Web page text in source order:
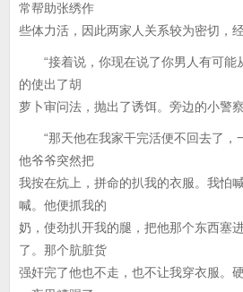
常帮助张绣作
些体力活，因此两家人关系较为密切，
“接着说，你现在说了你男人有可能
的使出了胡
萝卜审问法，抛出了诱饵。旁边的小警
“那天他在我家干完活便不回去了，
他爷爷突然把
我按在炕上，拼命的扒我的衣服。我怕
喊。他便抓我的
奶，使劲扒开我的腿，把他那个东西塞
了。那个肮脏货
强奸完了他也不走，也不让我穿衣服。